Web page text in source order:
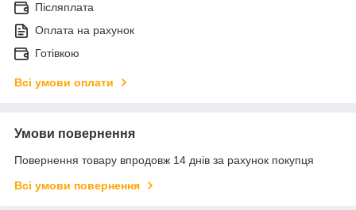
Післяплата
Оплата на рахунок
Готівкою
Всі умови оплати
Умови повернення
Повернення товару впродовж 14 днів за рахунок покупця
Всі умови повернення